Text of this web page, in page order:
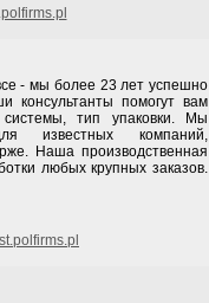
- мы более 23 лет успешно
консультанты помогут вам
системы, тип упаковки. Мы
известных компаний,
Наша производственная
любых крупных заказов.